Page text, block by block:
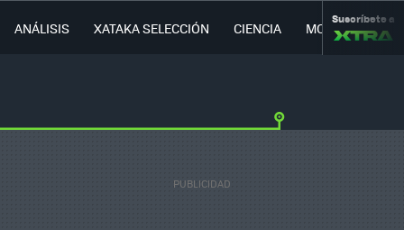
ANÁLISIS XATAKA SELECCIÓN CIENCIA MOVILIDAD
Suscríbete a